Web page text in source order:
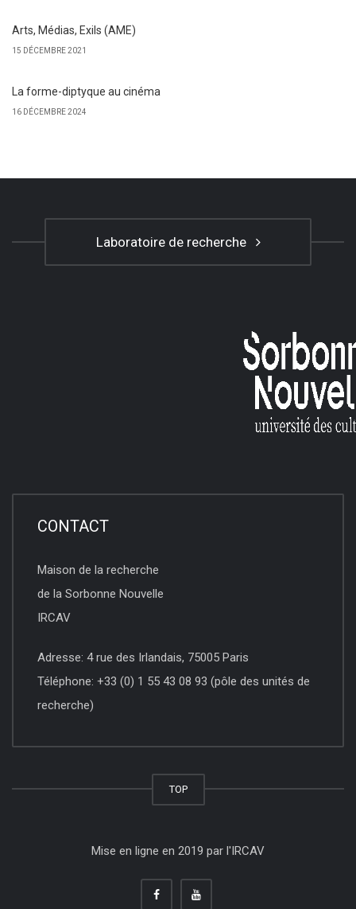
Arts, Médias, Exils (AME)
15 DÉCEMBRE 2021
La forme-diptyque au cinéma
16 DÉCEMBRE 2024
Laboratoire de recherche
CONTACT
Maison de la recherche
de la Sorbonne Nouvelle
IRCAV
Adresse: 4 rue des Irlandais, 75005 Paris
Téléphone: +33 (0) 1 55 43 08 93 (pôle des unités de
recherche)
TOP
Mise en ligne en 2019 par l'IRCAV